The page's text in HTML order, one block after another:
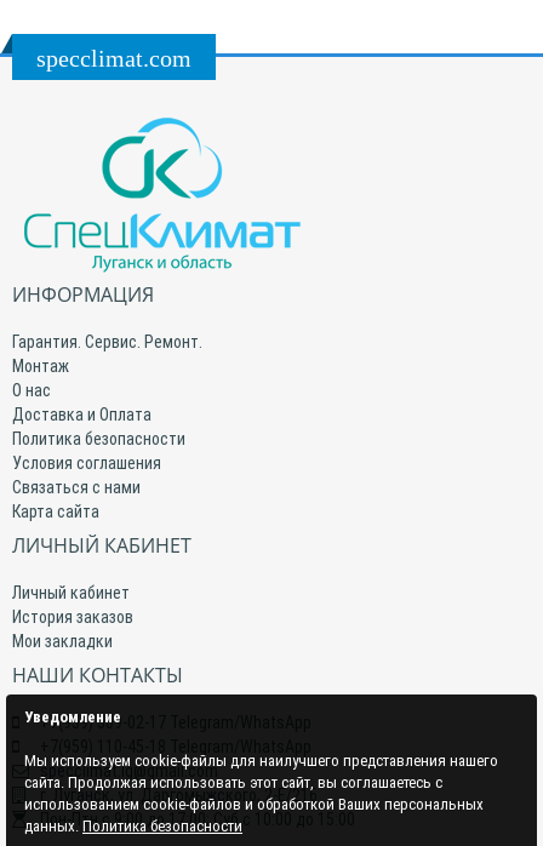
specclimat.com
ИНФОРМАЦИЯ
Гарантия. Сервис. Ремонт.
Монтаж
О нас
Доставка и Оплата
Политика безопасности
Условия соглашения
Связаться с нами
Карта сайта
ЛИЧНЫЙ КАБИНЕТ
Личный кабинет
История заказов
Мои закладки
НАШИ КОНТАКТЫ
+7(959) 509-02-17 Telegram/WhatsApp
specclimat.lg@gmail.com
г. Луганск, ул. Даргомыжского, 2-Е/216
Пон-Птн с 9:00 до 17:00; Суб с 10:00 до 15:00
Уведомление
Мы используем cookie-файлы для наилучшего представления нашего
сайта. Продолжая использовать этот сайт, вы соглашаетесь с
использованием cookie-файлов и обработкой Ваших персональных
данных. Политика безопасности